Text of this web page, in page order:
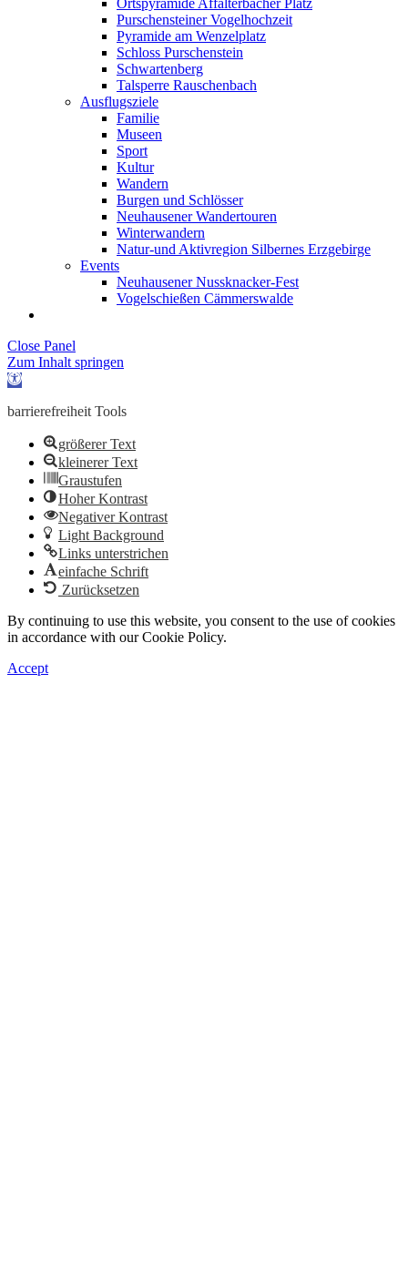
Purschensteiner Vogelhochzeit
Pyramide am Wenzelplatz
Schloss Purschenstein
Schwartenberg
Talsperre Rauschenbach
Ausflugsziele
Familie
Museen
Sport
Kultur
Wandern
Burgen und Schlösser
Neuhausener Wandertouren
Winterwandern
Natur-und Aktivregion Silbernes Erzgebirge
Events
Neuhausener Nussknacker-Fest
Vogelschießen Cämmerswalde
Close Panel
Zum Inhalt springen
Werkzeugleiste
barrierefreiheit Tools
größerer Text
kleinerer Text
Graustufen
Hoher Kontrast
Negativer Kontrast
Light Background
Links unterstrichen
einfache Schrift
Zurücksetzen
By continuing to use this website, you consent to the use of cookies
in accordance with our Cookie Policy.
Accept